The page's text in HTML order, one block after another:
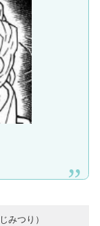
みつり）